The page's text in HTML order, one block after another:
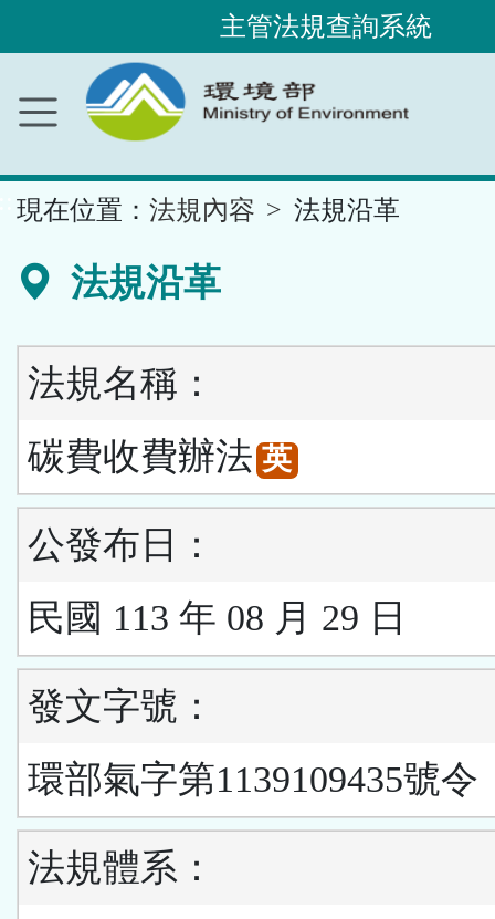
內
容
主管法規查詢系統
現在位置： 法規內容 法規沿革
法規沿革
法規名稱：
碳費收費辦法 英
公發布日：
民國 113 年 08 月 29 日
發文字號：
環部氣字第1139109435號令
法規體系：